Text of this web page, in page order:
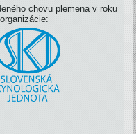
chovu plemena v roku